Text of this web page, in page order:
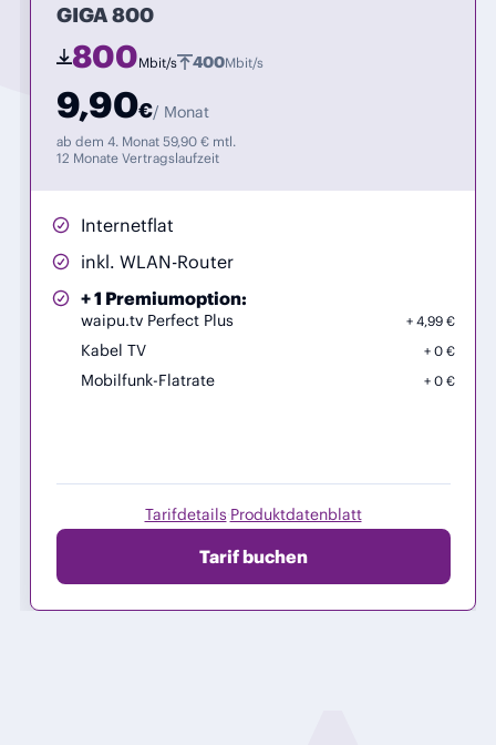
GIGA 800
800Mbit/s 400Mbit/s
9,90€/ Monat
ab dem 4. Monat 59,90 € mtl.
12 Monate Vertragslaufzeit
Internetflat
inkl. WLAN-Router
+ 1 Premiumoption:
waipu.tv Perfect Plus 4,99 €
Kabel TV 0 €
Mobilfunk-Flatrate 0 €
Tarifdetails·Produktdatenblatt
Tarif buchen